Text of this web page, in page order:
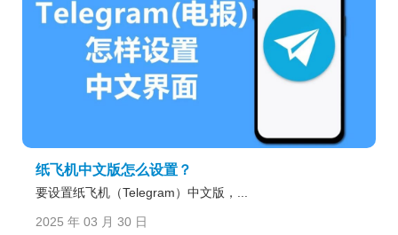
纸飞机中文版怎么设置？
要设置纸飞机（Telegram）中文版，...
2025 年 03 月 30 日